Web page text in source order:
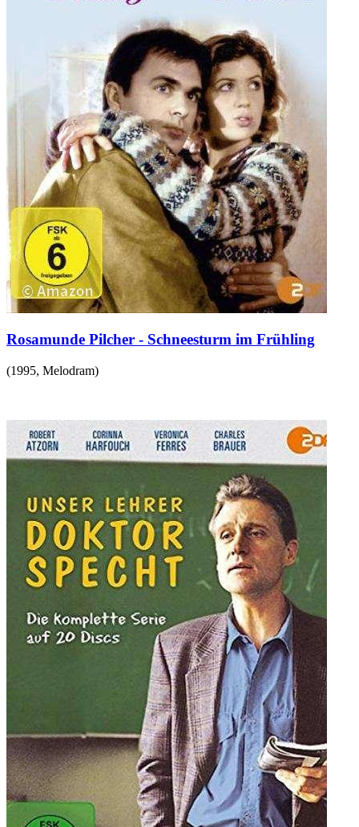
Rosamunde Pilcher - Schneesturm im Frühling
(1995, Melodram)